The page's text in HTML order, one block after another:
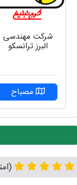
شرکت مهندسی
البرز ترانسکو
مصباح
(امتیاز